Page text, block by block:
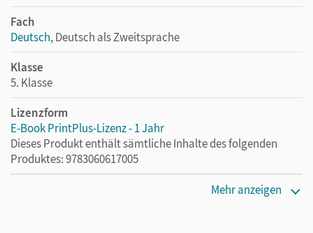
Fach
Deutsch, Deutsch als Zweitsprache
Klasse
5. Klasse
Lizenzform
E-Book PrintPlus-Lizenz - 1 Jahr
Dieses Produkt enthält sämtliche Inhalte des folgenden
Produktes: 9783060617005
Mehr anzeigen